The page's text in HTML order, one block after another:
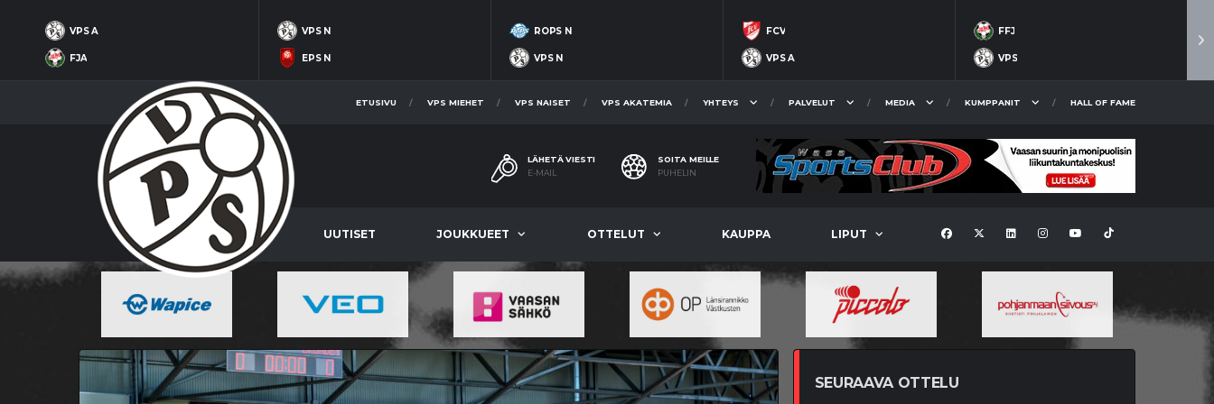
VPS A
FJA
VPS N
EPS N
ROPS N
VPS N
FCV
VPS A
FFJ
VPS
ETUSIVU VPS MIEHET VPS NAISET VPS AKATEMIA YHTEYS PALVELUT MEDIA KUMPPANIT HALL OF FAME
LÄHETÄ VIESTI
E-MAIL
SOITA MEILLE
PUHELIN
UUTISET JOUKKUEET OTTELUT KAUPPA LIPUT
SEURAAVA OTTELU